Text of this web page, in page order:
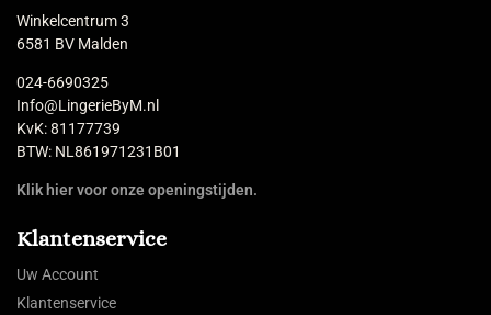
Winkelcentrum 3
6581 BV Malden
024-6690325
Info@LingerieByM.nl
KvK: 81177739
BTW: NL861971231B01
Klik hier voor onze openingstijden.
Klantenservice
Uw Account
Klantenservice